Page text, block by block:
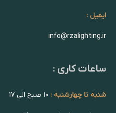
ایمیل :
info@rzalighting.ir
ساعات کاری :
شنبه تا چهارشنبه :